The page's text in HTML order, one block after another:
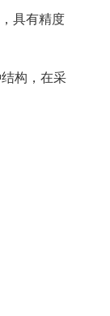
具有精度
构，在采